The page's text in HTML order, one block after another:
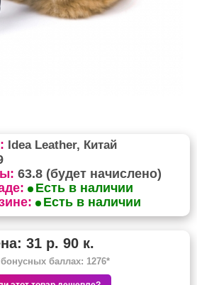
Idea Leather, Китай
63.8 (будет начислено)
Есть в наличии
Есть в наличии
31 р. 90 к.
баллах: 1276*